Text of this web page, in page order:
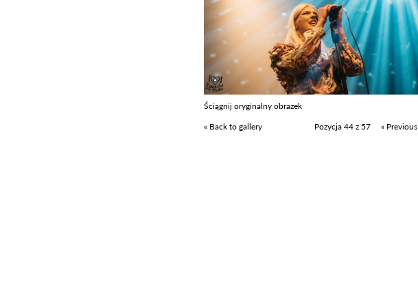
Ściągnij oryginalny obrazek
« Back to gallery
Pozycja 44 z 57 « Previous